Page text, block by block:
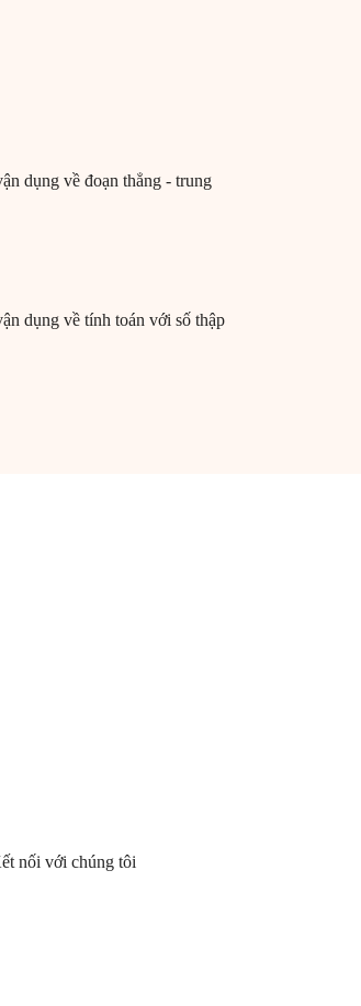
dụng về đoạn thẳng - trung
dụng về tính toán với số thập
nối với chúng tôi